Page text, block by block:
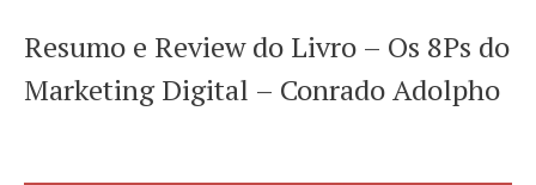
para
o
Resumo e Review do Livro – Os 8Ps do
Marketing Digital – Conrado Adolpho